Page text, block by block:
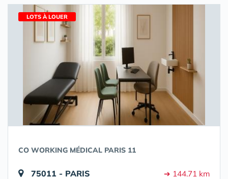
LOTS À LOUER
CO WORKING MÉDICAL PARIS 11
75011 - PARIS ➔ 144.71 km